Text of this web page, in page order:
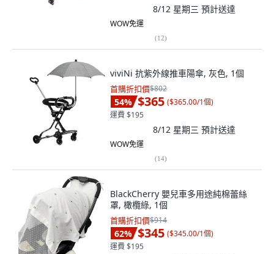
8/12 星期三 預計送達
WOW免運
(12)
viviNi 抗紫外線推車陽傘, 灰色, 1個
首購折扣價$802
54% $365 ($365.00/1個)
運費 $195
8/12 星期三 預計送達
WOW免運
(14)
BlackCherry 嬰兒車多用途純棉蕾絲
罩, 橄欖綠, 1個
首購折扣價$914
62% $345 ($345.00/1個)
運費 $195